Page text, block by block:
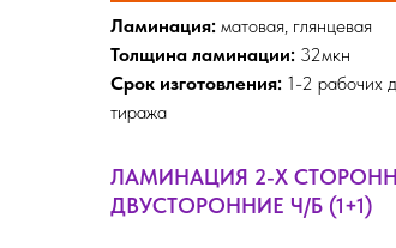
Ламинация: матовая, глянцевая
Толщина ламинации: 32мкн
Срок изготовления: 1-2 рабочих
тиража
ЛАМИНАЦИЯ 2-Х
ДВУСТОРОННИЕ Ч/Б (1+1)